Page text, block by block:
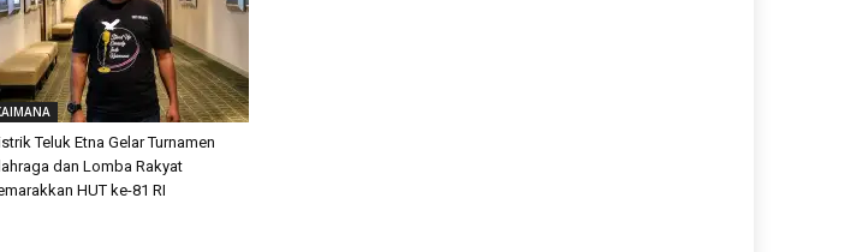
Teluk Etna Gelar Turnamen
dan Lomba Rakyat
HUT ke-81 RI